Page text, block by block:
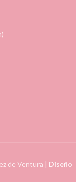
de Ventura | Diseño